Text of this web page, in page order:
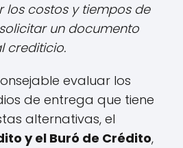
los costos y tiempos de
un documento
crediticio.
evaluar los
de entrega que tiene
alternativas, el
y el Buró de Crédito,